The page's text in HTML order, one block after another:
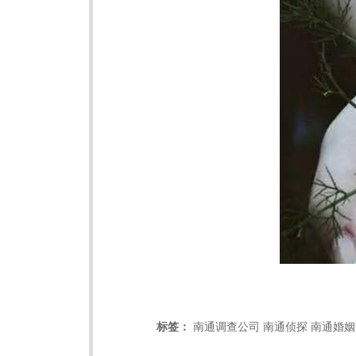
标签： 南通调查公司 南通侦探 南通婚